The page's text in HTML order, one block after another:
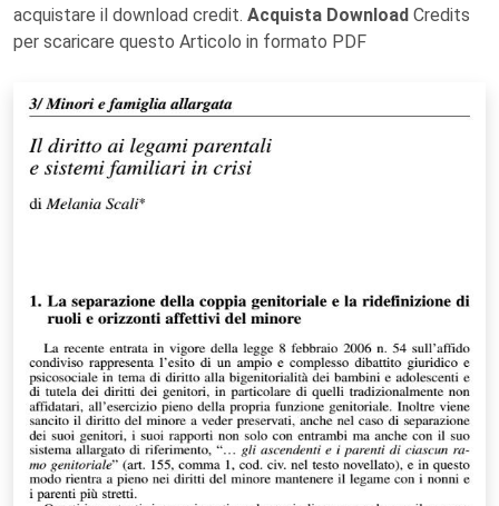
acquistare il download credit. Acquista Download Credits
per scaricare questo Articolo in formato PDF